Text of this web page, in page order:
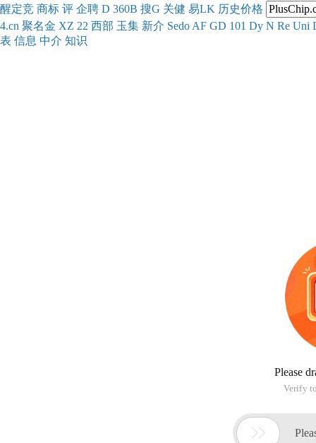
醒定竞 商标 评 企聘 D 360B 搜G 关健 易LK 历史价格
4.cn 聚名金 XZ 22 西部 玉集 新介 Sedo AF GD 101 Dy N Re Uni
表 信息 中介 知识